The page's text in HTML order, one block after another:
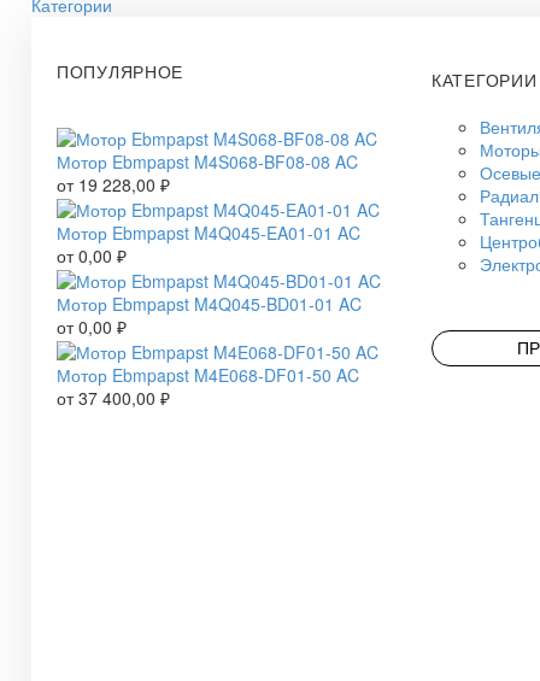
Категории
ПОПУЛЯРНОЕ
Мотор Ebmpapst M4S068-BF08-08 AC
от 19 228,00 ₽
Мотор Ebmpapst M4Q045-EA01-01 AC
от0,00 ₽
Мотор Ebmpapst M4Q045-BD01-01 AC
от0,00 ₽
Мотор Ebmpapst M4E068-DF01-50 AC
от37 400,00 ₽
КАТЕГОРИИ